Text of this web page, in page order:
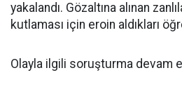
yakalandı. Gözaltına alınan
kutlaması için eroin aldıkları
Olayla ilgili soruşturma devam